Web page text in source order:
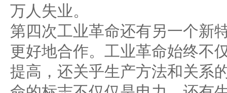
万人失业。
第四次工业革命还有另一个新
更好地合作。工业革命始终不
提高，还关乎生产方法和关系